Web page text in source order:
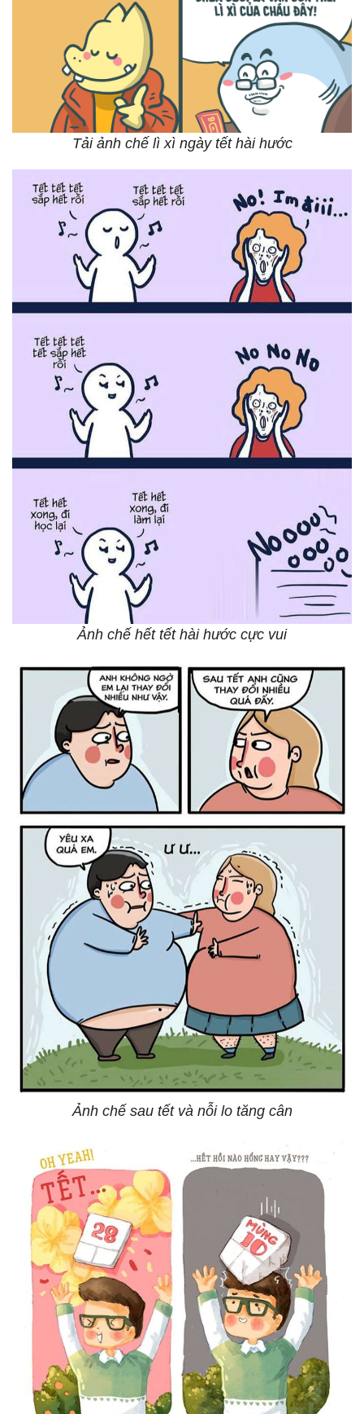
Tải ảnh chế lì xì ngày tết hài hước
Ảnh chế hết tết hài hước cực vui
Ảnh chế sau tết và nỗi lo tăng cân